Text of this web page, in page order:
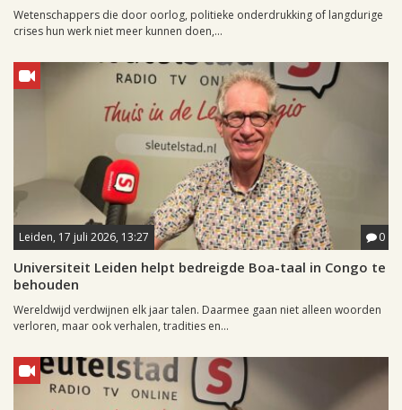
Wetenschappers die door oorlog, politieke onderdrukking of langdurige
crises hun werk niet meer kunnen doen,...
Leiden, 17 juli 2026, 13:27 0
Universiteit Leiden helpt bedreigde Boa-taal in Congo te
behouden
Wereldwijd verdwijnen elk jaar talen. Daarmee gaan niet alleen woorden
verloren, maar ook verhalen, tradities en...